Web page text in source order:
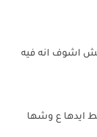
اشوف انه فيه
ايدها ع وشها